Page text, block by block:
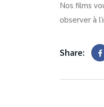
Nos films
observer à
Share: